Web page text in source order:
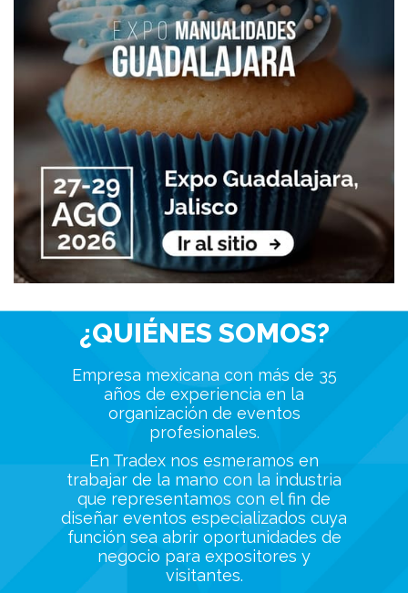
¿QUIÉNES SOMOS?
Empresa mexicana con más de 35
años de experiencia en la
organización de eventos
profesionales.
En Tradex nos esmeramos en
trabajar de la mano con la industria
que representamos con el fin de
diseñar eventos especializados cuya
función sea abrir oportunidades de
negocio para expositores y
visitantes.